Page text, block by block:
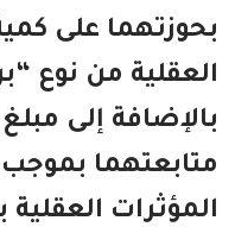
بحوزتهما على
متابعتهما
المؤثرات